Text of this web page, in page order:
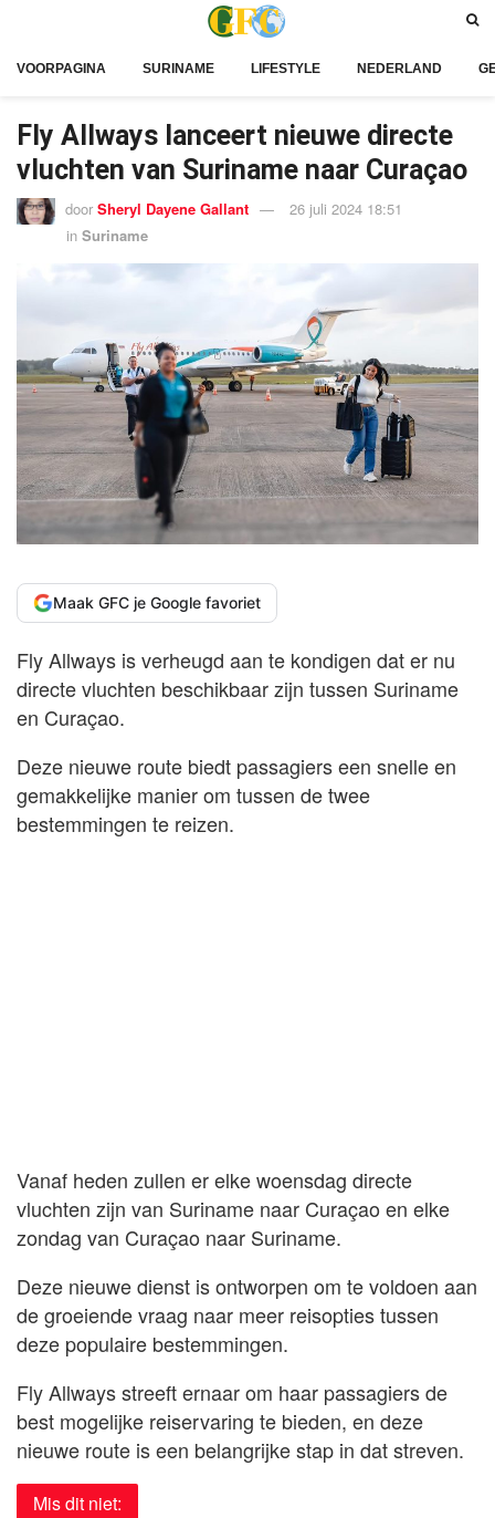
VOORPAGINA SURINAME LIFESTYLE NEDERLAND
Fly Allways lanceert nieuwe directe
vluchten van Suriname naar Curaçao
door Sheryl Dayene Gallant
26 juli 2024 18:51
in Suriname
Maak GFC je Google favoriet
Fly Allways is verheugd aan te kondigen dat er nu
directe vluchten beschikbaar zijn tussen Suriname
en Curaçao.
Deze nieuwe route biedt passagiers een snelle en
gemakkelijke manier om tussen de twee
bestemmingen te reizen.
Vanaf heden zullen er elke woensdag directe
vluchten zijn van Suriname naar Curaçao en elke
zondag van Curaçao naar Suriname.
Deze nieuwe dienst is ontworpen om te voldoen aan
de groeiende vraag naar meer reisopties tussen
deze populaire bestemmingen.
Fly Allways streeft ernaar om haar passagiers de
best mogelijke reiservaring te bieden, en deze
nieuwe route is een belangrijke stap in dat streven.
Mis dit niet: